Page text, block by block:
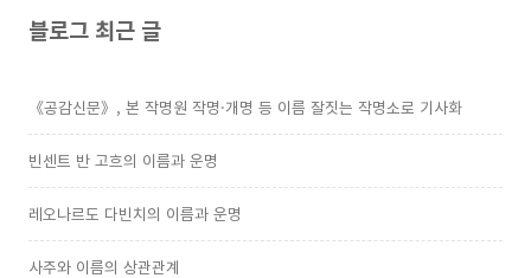
블로그 최근 글
《공감신문》, 본 작명원 작명·개명 등 이름 잘짓는 작명소로 기사화
빈센트 반 고흐의 이름과 운명
레오나르도 다빈치의 이름과 운명
사주와 이름의 상관관계